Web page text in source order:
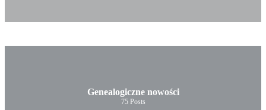
Genealogiczne nowości
75 Posts